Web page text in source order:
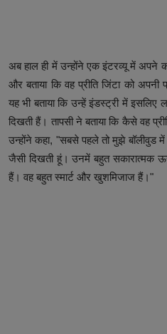
अब हाल ही में उन्होंने एक इंटरव्यू में अपने
और बताया कि वह प्रीति जिंटा को
यह भी बताया कि उन्हें इंडस्ट्री में इसलिए
दिखती हैं। तापसी ने बताया कि कैसे वह
उन्होंने कहा, "सबसे पहले तो मुझे बॉलीवुड में
जैसी दिखती हूं। उनमें बहुत सकारात्मक
हैं। वह बहुत स्मार्ट और खुशमिजाज हैं।"